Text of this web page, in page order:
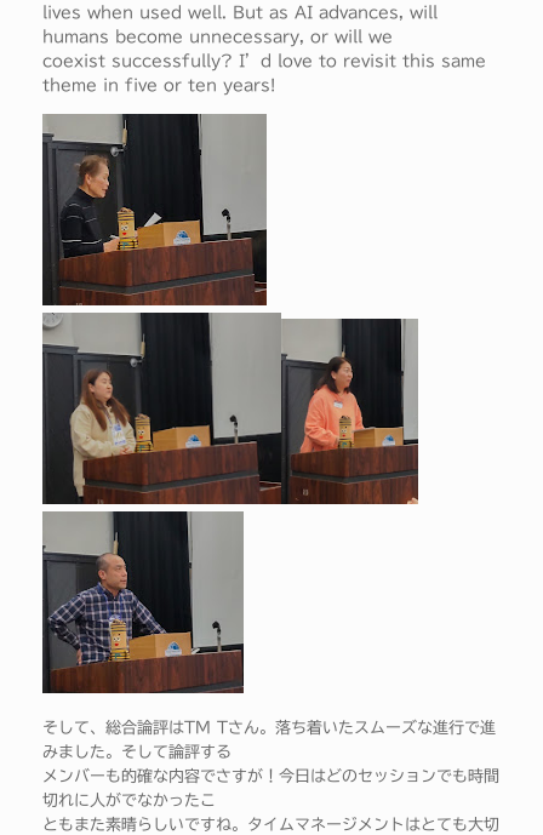
lives when used well. But as AI advances, will
humans become unnecessary, or will we
coexist successfully? I’d love to revisit this same
theme in five or ten years!
そして、総合論評はTM Tさん。落ち着いたスムーズな進行で進
みました。そして論評する
メンバーも的確な内容でさすが！今日はどのセッションでも時間
切れに人がでなかったこ
ともまた素晴らしいですね。タイムマネージメントはとても大切